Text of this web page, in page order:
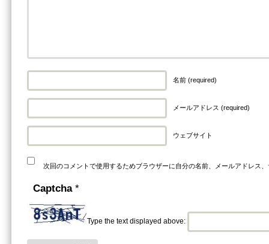
名前 (required)
メールアドレス (required)
ウェブサイト
次回のコメントで使用するためブラウザーに自分の名前、メールアドレス
Captcha *
Type the text displayed above: